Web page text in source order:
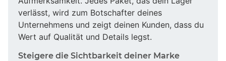
verlässt, wird zum Botschafter deines
Unternehmens und zeigt deinen Kunden, dass du
Wert auf Qualität und Details legst.
Steigere die Sichtbarkeit deiner Marke